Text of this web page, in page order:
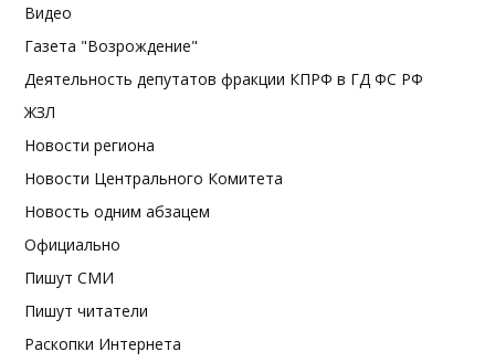
Видео
Газета "Возрождение"
Деятельность депутатов фракции КПРФ в ГД ФС РФ
ЖЗЛ
Новости региона
Новости Центрального Комитета
Новость одним абзацем
Официально
Пишут СМИ
Пишут читатели
Раскопки Интернета